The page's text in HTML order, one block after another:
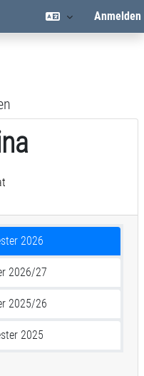
Anmelden
2026
2026/27
2025/26
2025